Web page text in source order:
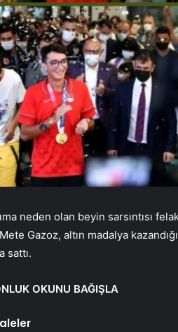
neden olan beyin sarsıntısı
Gazoz, altın madalya
sattı.
OKUNU BAĞIŞLA